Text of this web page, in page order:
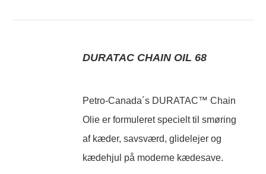
DURATAC CHAIN OIL 68
Petro-Canada´s DURATAC™ Chain
Olie er formuleret specielt til smøring
af kæder, savsværd, glidelejer og
kædehjul på moderne kædesave.